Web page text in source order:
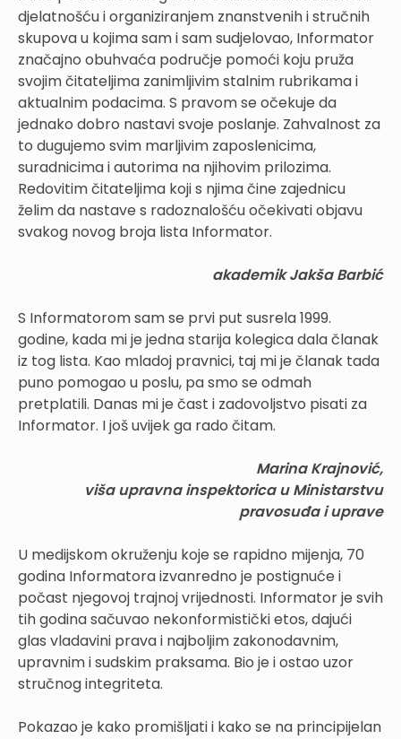
djelatnošću i organiziranjem znanstvenih i stručnih
skupova u kojima sam i sam sudjelovao, Informator
značajno obuhvaća područje pomoći koju pruža
svojim čitateljima zanimljivim stalnim rubrikama i
aktualnim podacima. S pravom se očekuje da
jednako dobro nastavi svoje poslanje. Zahvalnost za
to dugujemo svim marljivim zaposlenicima,
suradnicima i autorima na njihovim prilozima.
Redovitim čitateljima koji s njima čine zajednicu
želim da nastave s radoznalošću očekivati objavu
svakog novog broja lista Informator.
akademik Jakša Barbić
S Informatorom sam se prvi put susrela 1999.
godine, kada mi je jedna starija kolegica dala članak
iz tog lista. Kao mladoj pravnici, taj mi je članak tada
puno pomogao u poslu, pa smo se odmah
pretplatili. Danas mi je čast i zadovoljstvo pisati za
Informator. I još uvijek ga rado čitam.
Marina Krajnović,
viša upravna inspektorica u Ministarstvu
pravosuđa i uprave
U medijskom okruženju koje se rapidno mijenja, 70
godina Informatora izvanredno je postignuće i
počast njegovoj trajnoj vrijednosti. Informator je svih
tih godina sačuvao nekonformistički etos, dajući
glas vladavini prava i najboljim zakonodavnim,
upravnim i sudskim praksama. Bio je i ostao uzor
stručnog integriteta.
Pokazao je kako promišljati i kako se na principijelan